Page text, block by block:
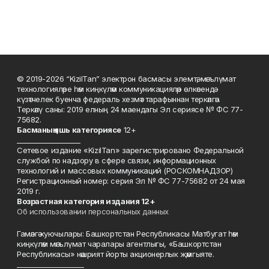
© 2019-2026 “KizilTan” электрон басмасы элемтә, мәгълүмат
технологияләре һәм киңкүләм коммуникацияләр өлкәсендә
күзәтчелек буенча федераль хезмәт тарафыннан теркәлгән.
Теркәлү саны: 2019 елның 24 маендагы Эл сериясе № ФС 77-
75682.
Басманың яшь категориясе12+
Сетевое издание «KizilTan» зарегистрировано Федеральной
службой по надзору в сфере связи, информационных
технологий и массовых коммуникаций (РОСКОМНАДЗОР)
Регистрационный номер: серия Эл № ФС 77-75682 от 24 мая
2019 г.
Возрастная категория издания 12+
Об использовании персональных данных
Гамәлгә куючылары: Башкортстан Республикасы Матбугат һәм
киңкүләм мәгълүмат чаралары агентлыгы, «Башкортстан
Республикасы» нәшрият йорты акционерлык җәмгыяте.